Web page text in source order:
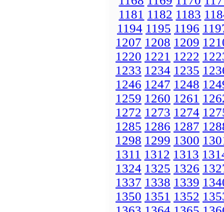
1181 1182 1183
1194 1195 1196
1207 1208 1209
1220 1221 1222
1233 1234 1235
1246 1247 1248
1259 1260 1261
1272 1273 1274
1285 1286 1287
1298 1299 1300
1311 1312 1313
1324 1325 1326
1337 1338 1339
1350 1351 1352